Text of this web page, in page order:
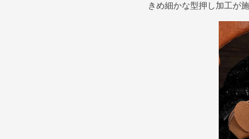
きめ細かな型押し加工が